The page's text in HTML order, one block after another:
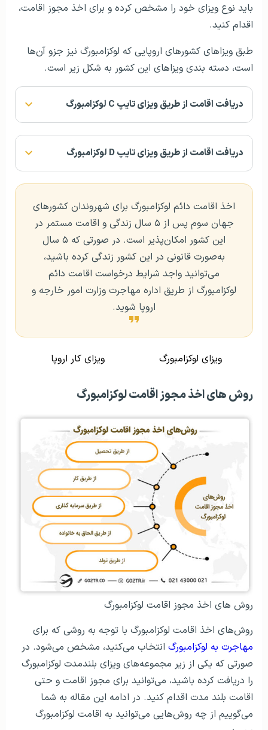
باید نوع ویزای خود را مشخص کرده و برای اخذ مجوز اقامت،
اقدام کنید.
طبق ویزاهای کشورهای اروپایی که لوکزامبورگ نیز جزو آن‌ها
است، دسته بندی ویزاهای این کشور به شکل زیر است.
دریافت اقامت از طریق ویزای تایپ C لوکزامبورگ
دریافت اقامت از طریق ویزای تایپ D لوکزامبورگ
اخذ اقامت دائم لوکزامبورگ برای شهروندان کشورهای
جهان سوم پس از ۵ سال زندگی و اقامت مستمر در
این کشور امکان‌پذیر است. در صورتی که ۵ سال
به‌صورت قانونی در این کشور زندگی کرده باشید،
می‌توانید واجد شرایط درخواست اقامت دائم
لوکزامبورگ از طریق اداره مهاجرت وزارت امور خارجه و
اروپا شوید.
ویزای لوکزامبورگ ویزای کار اروپا
روش های اخذ مجوز اقامت لوکزامبورگ
روش های اخذ مجوز اقامت لوکزامبورگ
روش‌های اخذ اقامت لوکزامبورگ با توجه به روشی که برای
مهاجرت به لوکزامبورگ انتخاب می‌کنید، مشخص می‌شود. در
صورتی که یکی از زیر مجموعه‌های ویزای بلندمدت لوکزامبورگ
را دریافت کرده باشید، می‌توانید برای مجوز اقامت و حتی
اقامت بلند مدت اقدام کنید. در ادامه این مقاله به شما
می‌گوییم از چه روش‌هایی می‌توانید به اقامت لوکزامبورگ